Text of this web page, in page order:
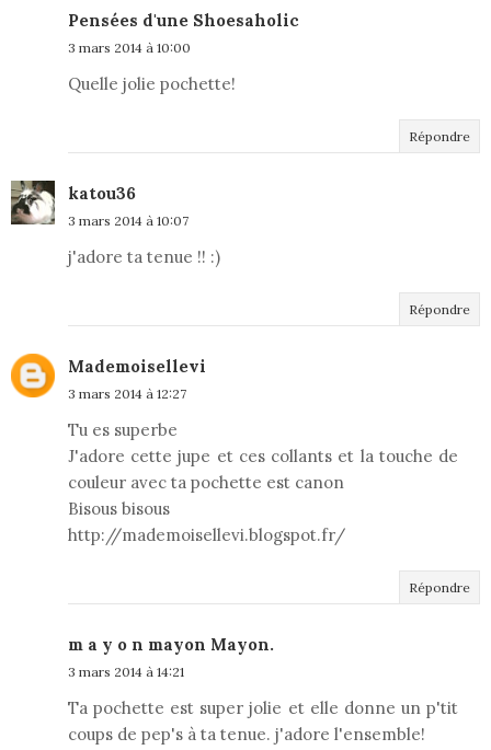
Pensées d'une Shoesaholic
3 mars 2014 à 10:00
Quelle jolie pochette!
Répondre
katou36
3 mars 2014 à 10:07
j'adore ta tenue !! :)
Répondre
Mademoisellevi
3 mars 2014 à 12:27
Tu es superbe
J'adore cette jupe et ces collants et la touche de
couleur avec ta pochette est canon
Bisous bisous
http://mademoisellevi.blogspot.fr/
Répondre
m a y o n mayon Mayon.
3 mars 2014 à 14:21
Ta pochette est super jolie et elle donne un p'tit
coups de pep's à ta tenue. j'adore l'ensemble!